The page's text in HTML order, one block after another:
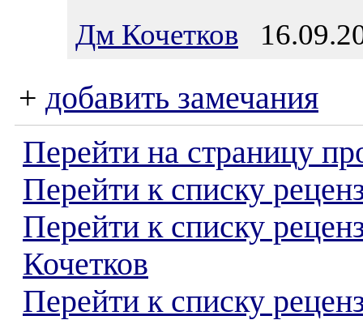
Дм Кочетков
+ добавить замечания
Перейти на страницу
Перейти к списку
Перейти к списку
Кочетков
Перейти к списку